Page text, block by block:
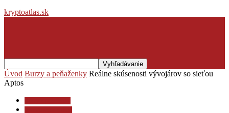
kryptoatlas.sk
Úvod Burzy a peňaženky Reálne skúsenosti vývojárov so sieťou
Aptos